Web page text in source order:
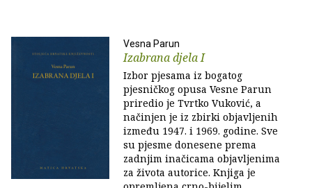
Vesna Parun
Izabrana djela I
Izbor pjesama iz bogatog
pjesničkog opusa Vesne Parun
priredio je Tvrtko Vuković, a
načinjen je iz zbirki objavljenih
između 1947. i 1969. godine. Sve
su pjesme donesene prema
zadnjim inačicama objavljenima
za života autorice. Knjiga je